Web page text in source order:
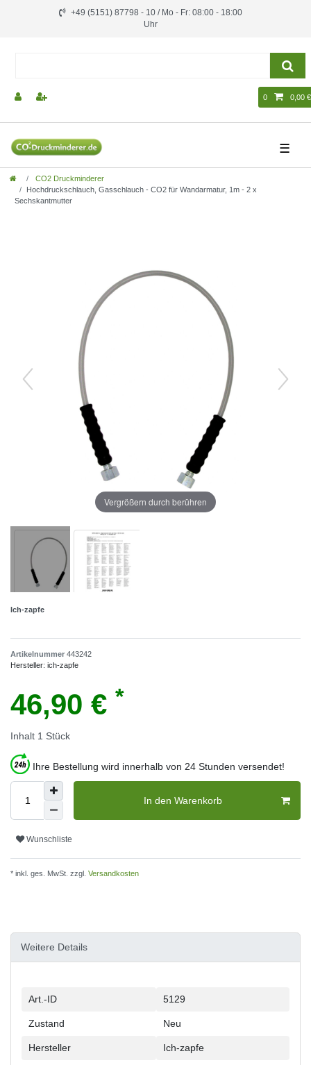
+49 (5151) 87798 - 10 / Mo - Fr: 08:00 - 18:00
Uhr
0 0,00 €
☰
CO2 Druckminderer
Hochdruckschlauch, Gasschlauch - CO2 für Wandarmatur, 1m - 2 x
Sechskantmutter
Vergrößern durch berühren
Ich-zapfe
Artikelnummer 443242
Hersteller: ich-zapfe
46,90 € *
Inhalt 1 Stück
Ihre Bestellung wird innerhalb von 24 Stunden versendet!
In den Warenkorb
Wunschliste
* inkl. ges. MwSt. zzgl. Versandkosten
Weitere Details
Technisches
Wert
Art.-ID 5129
Zustand Neu
Hersteller Ich-zapfe